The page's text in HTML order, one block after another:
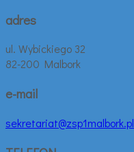
adres
ul. Wybickiego 32
82-200 Malbork
e-mail
sekretariat@zsp1malbork.pl